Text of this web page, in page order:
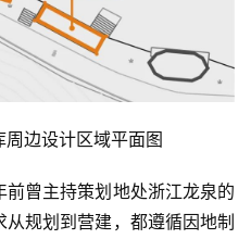
边设计区域平面图
曾主持策划地处浙江龙泉的
规划到营建，都遵循因地制